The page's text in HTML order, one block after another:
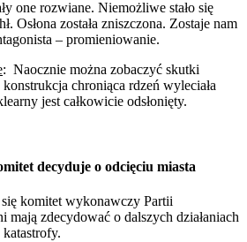
one rozwiane. Niemożliwe stało się
Osłona została zniszczona. Zostaje nam
– promieniowanie.
: Naocznie można zobaczyć skutki
chroniąca rdzeń wyleciała
jest całkowicie odsłonięty.
decyduje o odcięciu miasta
komitet wykonawczy Partii
mają zdecydować o dalszych działaniach